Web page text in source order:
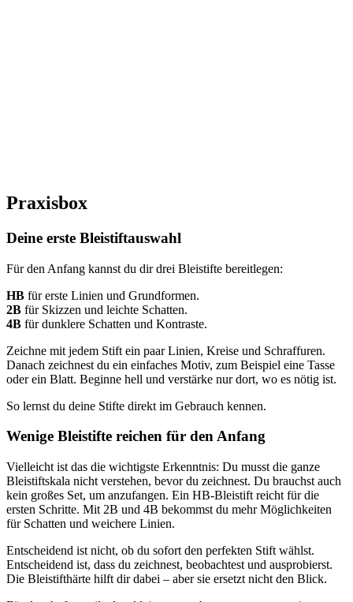
Praxisbox
Deine erste Bleistiftauswahl
Für den Anfang kannst du dir drei Bleistifte bereitlegen:
HB für erste Linien und Grundformen.
2B für Skizzen und leichte Schatten.
4B für dunklere Schatten und Kontraste.
Zeichne mit jedem Stift ein paar Linien, Kreise und Schraffuren.
Danach zeichnest du ein einfaches Motiv, zum Beispiel eine Tasse
oder ein Blatt. Beginne hell und verstärke nur dort, wo es nötig ist.
So lernst du deine Stifte direkt im Gebrauch kennen.
Wenige Bleistifte reichen für den Anfang
Vielleicht ist das die wichtigste Erkenntnis: Du musst die ganze
Bleistiftskala nicht verstehen, bevor du zeichnest. Du brauchst auch
kein großes Set, um anzufangen. Ein HB-Bleistift reicht für die
ersten Schritte. Mit 2B und 4B bekommst du mehr Möglichkeiten
für Schatten und weichere Linien.
Entscheidend ist nicht, ob du sofort den perfekten Stift wählst.
Entscheidend ist, dass du zeichnest, beobachtest und ausprobierst.
Die Bleistifthärte hilft dir dabei – aber sie ersetzt nicht den Blick.